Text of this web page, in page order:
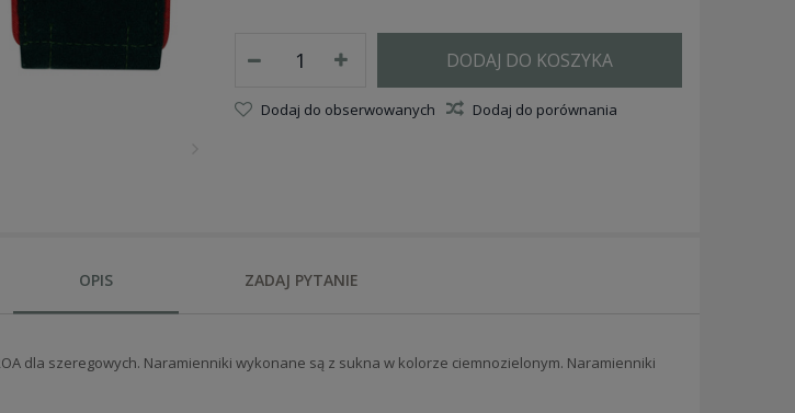
DODAJ DO KOSZYKA
Dodaj do obserwowanych Dodaj do porównania
OPIS ZADAJ PYTANIE
dla szeregowych. Naramienniki wykonane są z sukna w kolorze ciemnozielonym. Naramienniki